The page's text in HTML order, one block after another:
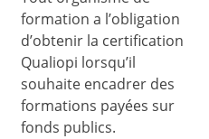
formation a l’obligation
d’obtenir la certification
Qualiopi lorsqu’il
souhaite encadrer des
formations payées sur
fonds publics.